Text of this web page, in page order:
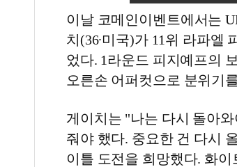
이날 코메인이벤트에서는
치(36∙미국)가 11위 라파엘
었다. 1라운드 피지예프의
오른손 어퍼컷으로 분위기
게이치는 "나는 다시 돌아
줘야 했다. 중요한 건 다시
이틀 도전을 희망했다. 화